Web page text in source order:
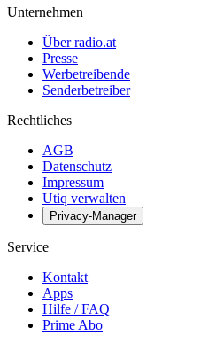
Unternehmen
Über radio.at
Presse
Werbetreibende
Senderbetreiber
Rechtliches
AGB
Datenschutz
Impressum
Utiq verwalten
Privacy-Manager
Service
Kontakt
Apps
Hilfe / FAQ
Prime Abo